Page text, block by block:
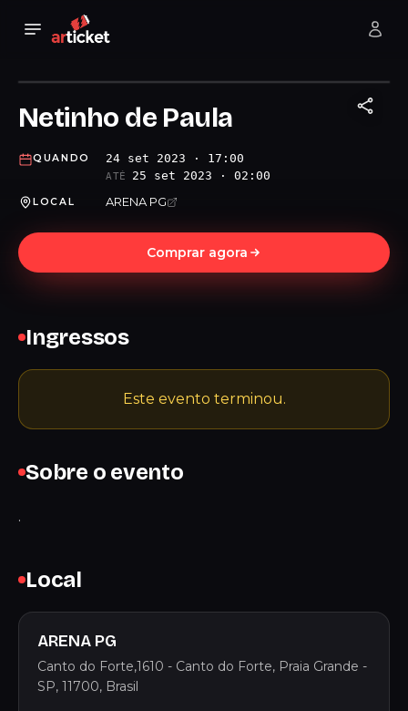
Netinho de Paula
QUANDO 24 set 2023 · 17:00
ATÉ 25 set 2023 · 02:00
LOCAL ARENA PG
Comprar agora
Sobre o evento
.
Local
ARENA PG
Canto do Forte,1610 - Canto do Forte, Praia Grande -
SP, 11700, Brasil
Ingressos
Este evento terminou.